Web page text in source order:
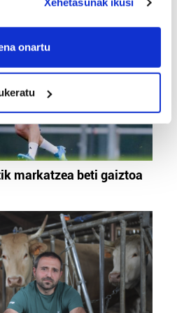
like to:
about your geographical
by actively scanning it for
(fingerprinting)
your personal data is processed
in the details section
datu pertsonalak
zenbakia, besteak beste,
adibidez, iragarki eta eduki
iragarkiak eta edukia
informazioa biltzeko eta
datuak nork eta zertarako
onartu
markatzea beti gaiztoa